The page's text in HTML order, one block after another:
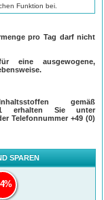
Funktion bei.
pro Tag darf nicht
eine ausgewogene,
gemäß
erhalten Sie unter
Telefonnummer+49 (0)
SPAREN